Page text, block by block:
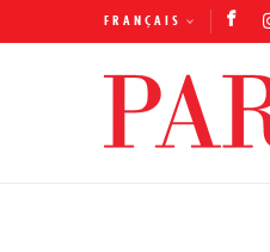
FRANÇAIS